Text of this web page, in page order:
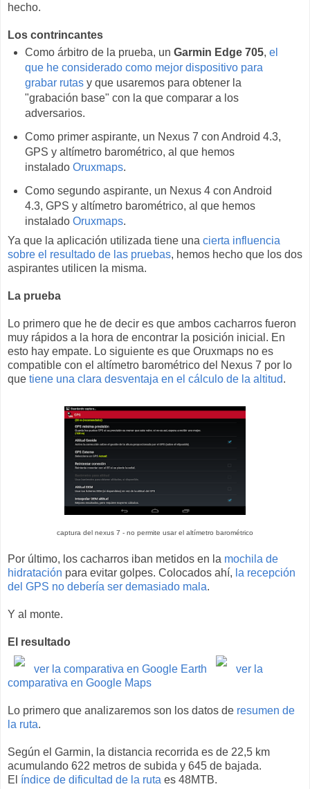
hecho.
Los contrincantes
Como árbitro de la prueba, un Garmin Edge 705, el
que he considerado como mejor dispositivo para
grabar rutasy que usaremos para obtener la
"grabación base" con la que comparar a los
adversarios.
Como primer aspirante, un Nexus 7 con Android 4.3,
GPS y altímetro barométrico, al que hemos
instalado Oruxmaps.
Como segundo aspirante, un Nexus 4 con Android
4.3, GPS y altímetro barométrico, al que hemos
instalado Oruxmaps.
Ya que la aplicación utilizada tiene una cierta influencia
sobre el resultado de las pruebas, hemos hecho que los dos
aspirantes utilicen la misma.
La prueba
Lo primero que he de decir es que ambos cacharros fueron
muy rápidos a la hora de encontrar la posición inicial. En
esto hay empate. Lo siguiente es que Oruxmaps no es
compatible con el altímetro barométrico del Nexus 7 por lo
que tiene una clara desventaja en el cálculo de la altitud.
captura del nexus 7 - no permite usar el altímetro barométrico
Por último, los cacharros iban metidos en la mochila de
hidratación para evitar golpes. Colocados ahí, la recepción
del GPS no debería ser demasiado mala.
Y al monte.
El resultado
ver la comparativa en Google Earth
ver la
comparativa en Google Maps
Lo primero que analizaremos son los datos de resumen de
la ruta.
Según el Garmin, la distancia recorrida es de 22,5 km
acumulando 622 metros de subida y 645 de bajada.
El índice de dificultad de la ruta es 48MTB.